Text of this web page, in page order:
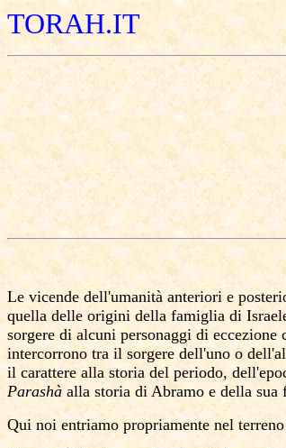
TORAH.IT
Le vicende dell'umanità anteriori e
quella delle origini della famiglia di
sorgere di alcuni personaggi di eccezione
intercorrono tra il sorgere dell'uno o
il carattere alla storia del periodo,
Parashà alla storia di Abramo e della sua
Qui noi entriamo propriamente nel